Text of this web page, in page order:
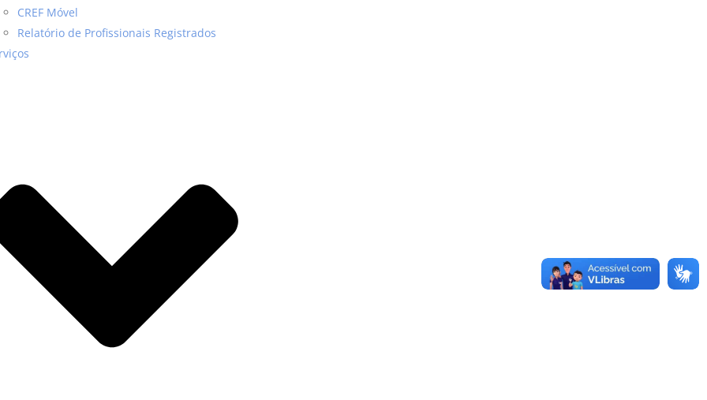
CREF Móvel
Relatório de Profissionais Registrados